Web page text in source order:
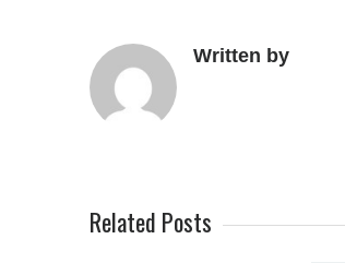
Written by
Related Posts